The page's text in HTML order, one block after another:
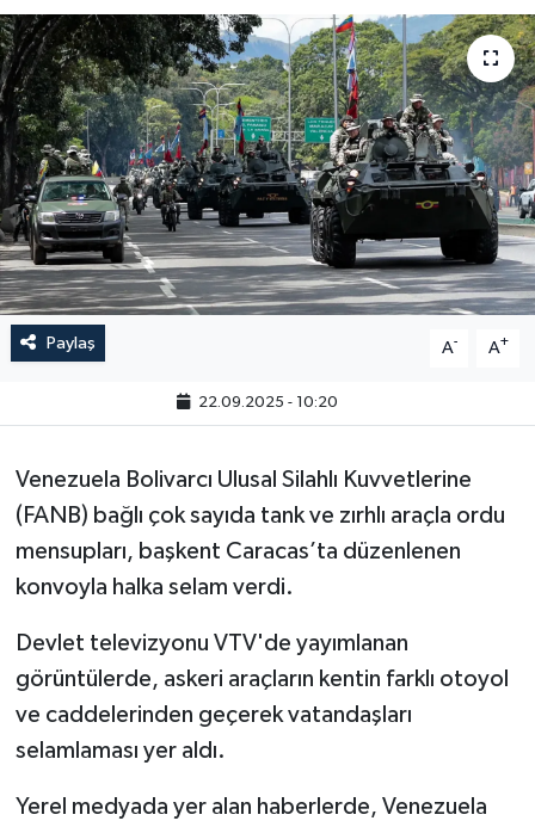
Paylaş A- A+
22.09.2025 - 10:20
Venezuela Bolivarcı Ulusal Silahlı Kuvvetlerine
(FANB) bağlı çok sayıda tank ve zırhlı araçla ordu
mensupları, başkent Caracas’ta düzenlenen
konvoyla halka selam verdi.
Devlet televizyonu VTV'de yayımlanan
görüntülerde, askeri araçların kentin farklı otoyol
ve caddelerinden geçerek vatandaşları
selamlaması yer aldı.
Yerel medyada yer alan haberlerde, Venezuela